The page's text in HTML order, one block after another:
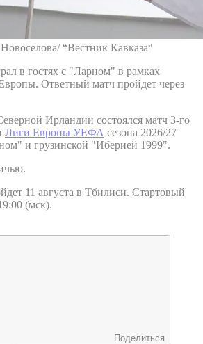
“Вестник Кавказа“
в гостях с "Ларном" в рамках
Ответный матч пройдет через
Ирландии состоялся матч 3-го
Лиги Европы УЕФА сезона 2026/27
и грузинской "Иберией 1999".
11 августа в Тбилиси. Стартовый
(мск).
Поделиться